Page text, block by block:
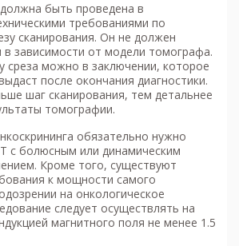
должна быть проведена в
требованиями по
сканирования. Он не должен
зависимости от модели томографа.
среза можно в заключении, которое
после окончания диагностики.
шаг сканирования, тем детальнее
томографии.
обязательно нужно
с болюсным или динамическим
Кроме того, существуют
к мощности самого
на онкологическое
следует осуществлять на
магнитного поля не менее 1.5